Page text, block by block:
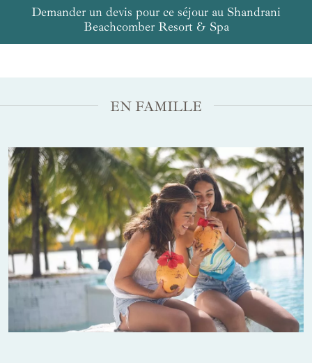
Demander un devis pour ce séjour au Shandrani
Beachcomber Resort & Spa
EN FAMILLE